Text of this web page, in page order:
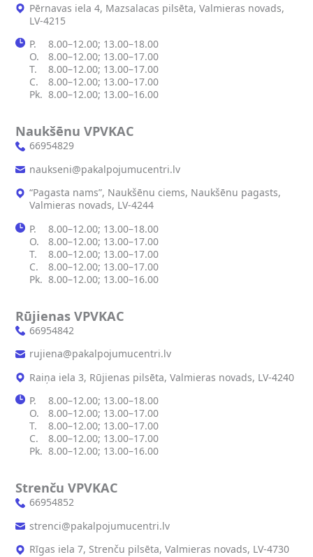
Pērnavas iela 4, Mazsalacas pilsēta, Valmieras novads,
LV-4215
P.
8.00–12.00; 13.00–18.00
O.
8.00–12.00; 13.00–17.00
T.
8.00–12.00; 13.00–17.00
C.
8.00–12.00; 13.00–17.00
Pk. 8.00–12.00; 13.00–16.00
Naukšēnu VPVKAC
66954829
naukseni@pakalpojumucentri.lv
“Pagasta nams”, Naukšēnu ciems, Naukšēnu pagasts,
Valmieras novads, LV-4244
P.
8.00–12.00; 13.00–18.00
O.
8.00–12.00; 13.00–17.00
T.
8.00–12.00; 13.00–17.00
C.
8.00–12.00; 13.00–17.00
Pk. 8.00–12.00; 13.00–16.00
Rūjienas VPVKAC
66954842
rujiena@pakalpojumucentri.lv
Raiņa iela 3, Rūjienas pilsēta, Valmieras novads, LV-4240
P.
8.00–12.00; 13.00–18.00
O.
8.00–12.00; 13.00–17.00
T.
8.00–12.00; 13.00–17.00
C.
8.00–12.00; 13.00–17.00
Pk. 8.00–12.00; 13.00–16.00
Strenču VPVKAC
66954852
strenci@pakalpojumucentri.lv
Rīgas iela 7, Strenču pilsēta, Valmieras novads, LV-4730